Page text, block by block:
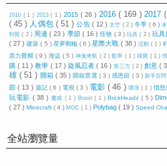
2010 ( 1 ) 2013( 1 )2015 ( 26 ) 2016( 169 ) 2017
( 45 ) 人偶包( 51 )公告 ( 12 )太空 ( 2 )冬季 ( 6 )
到貨( 2 ) 周邊( 23 ) 季節 ( 16 )怪物 ( 3 ) 玩具( 2 ) 玩具
( 27 )建築( 5 ) 星夢郵輪( 6 )星際大戰 ( 38 ) 活動( 1 )
原力覺醒 ( 9 ) 海盜( 5 ) 神鬼奇航 ( 2 )配率 ( 1 )得寶 ( 1 )
購( 11 )教學 ( 17 ) 旋風忍者( 16 )第三方 ( 2 ) 創意(
雄( 51 ) 開箱 ( 35 )開箱票選 ( 3 )感恩節 ( 3 ) 新手百
節( 13 ) 遊記( 6 ) 電視( 3 ) 電影( 46 ) 噗浪( 1 ) 憤
玩電影 ( 38 ) 魔戒 ( 1 ) Boost( 1 ) BrickHeadz( 5 )
( 27 ) Minecraft ( 4 ) MOC ( 1 ) Polybag ( 19 ) Speed
全站瀏覽量